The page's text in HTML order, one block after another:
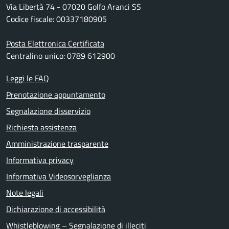
Via Libertà 74 - 07020 Golfo Aranci SS
Codice fiscale: 00337180905
Posta Elettronica Certificata
Centralino unico: 0789 612900
Leggi le FAQ
Prenotazione appuntamento
Segnalazione disservizio
Richiesta assistenza
Amministrazione trasparente
Informativa privacy
Informativa Videosorveglianza
Note legali
Dichiarazione di accessibilità
Whistleblowing – Segnalazione di illeciti